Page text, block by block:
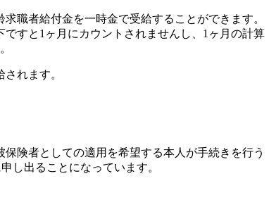
職者給付金を一時金で受給することができます。
すと1ヶ月にカウントされませんし、1ヶ月の計算
れます。
保険者としての適用を希望する本人が手続きを行う
し出ることになっています。